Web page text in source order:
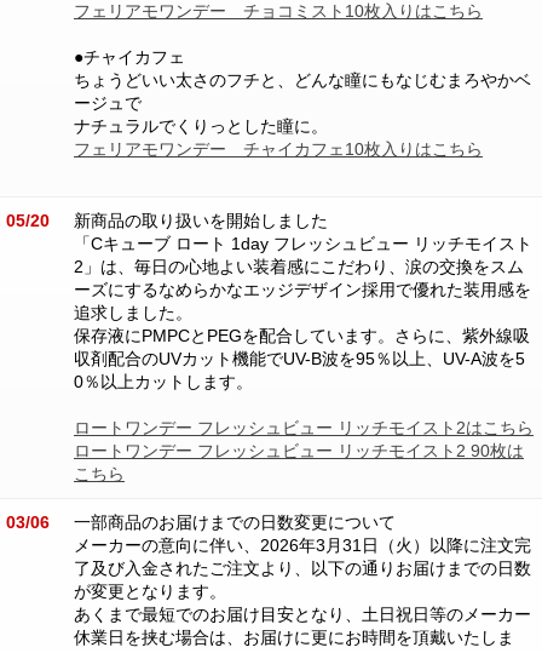
フェリアモワンデー チョコミスト10枚入りはこちら
●チャイカフェ
ちょうどいい太さのフチと、どんな瞳にもなじむまろやかベ
ージュで
ナチュラルでくりっとした瞳に。
フェリアモワンデー チャイカフェ10枚入りはこちら
05/20
新商品の取り扱いを開始しました
「Cキューブ ロート 1day フレッシュビュー リッチモイスト
2」は、毎日の心地よい装着感にこだわり、涙の交換をスム
ーズにするなめらかなエッジデザイン採用で優れた装用感を
追求しました。
保存液にPMPCとPEGを配合しています。さらに、紫外線吸
収剤配合のUVカット機能でUV-B波を95％以上、UV-A波を5
0％以上カットします。
ロートワンデー フレッシュビュー リッチモイスト2はこちら
ロートワンデー フレッシュビュー リッチモイスト2 90枚は
こちら
03/06
一部商品のお届けまでの日数変更について
メーカーの意向に伴い、2026年3月31日（火）以降に注文完
了及び入金されたご注文より、以下の通りお届けまでの日数
が変更となります。
あくまで最短でのお届け目安となり、土日祝日等のメーカー
休業日を挟む場合は、お届けに更にお時間を頂戴いたしま